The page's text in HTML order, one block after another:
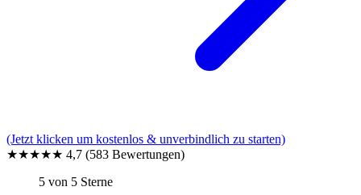
(Jetzt klicken um kostenlos & unverbindlich zu starten)
★★★★★ 4,7 (583 Bewertungen)
5 von 5 Sterne